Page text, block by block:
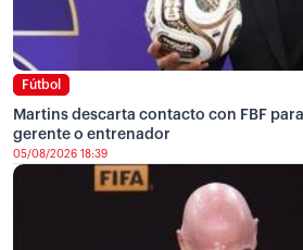
Fútbol
Martins descarta contacto con FBF
gerente o entrenador
05/08/2026 18:39